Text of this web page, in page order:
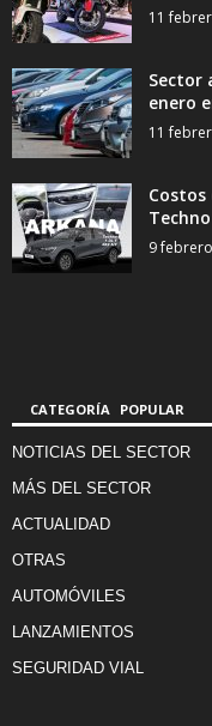
11
Sector
enero
11
9
CATEGORÍA POPULAR
NOTICIAS DEL SECTOR
MÁS DEL SECTOR
ACTUALIDAD
OTRAS
AUTOMÓVILES
LANZAMIENTOS
SEGURIDAD VIAL